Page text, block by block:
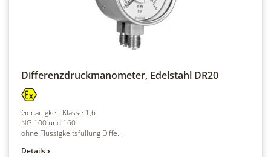
Differenzdruckmanometer, Edelstahl DR20
Genauigkeit Klasse 1,6
NG 100 und 160
ohne Flüssigkeitsfüllung Diffe...
Details